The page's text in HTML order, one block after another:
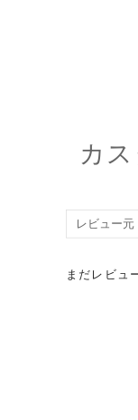
カ
まだレビュ